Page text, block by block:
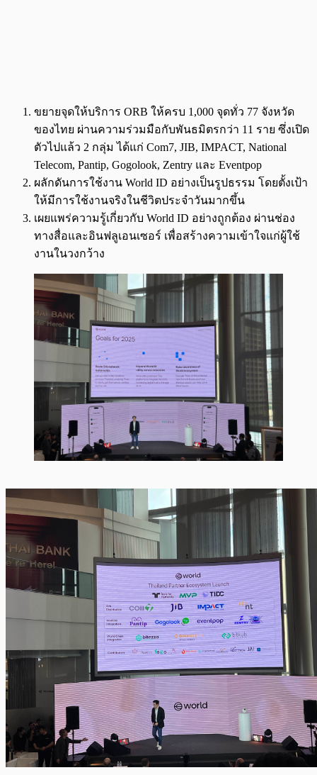
ขยายจุดให้บริการ ORB ให้ครบ 1,000 จุดทั่ว 77 จังหวัด
ของไทย ผ่านความร่วมมือกับพันธมิตรกว่า 11 ราย ซึ่งเปิด
ตัวไปแล้ว 2 กลุ่ม ได้แก่ Com7, JIB, IMPACT, National
Telecom, Pantip, Gogolook, Zentry และ Eventpop
ผลักดันการใช้งาน World ID อย่างเป็นรูปธรรม โดยตั้งเป้า
ให้มีการใช้งานจริงในชีวิตประจำวันมากขึ้น
เผยแพร่ความรู้เกี่ยวกับ World ID อย่างถูกต้อง ผ่านช่อง
ทางสื่อและอินฟลูเอนเซอร์ เพื่อสร้างความเข้าใจแก่ผู้ใช้
งานในวงกว้าง